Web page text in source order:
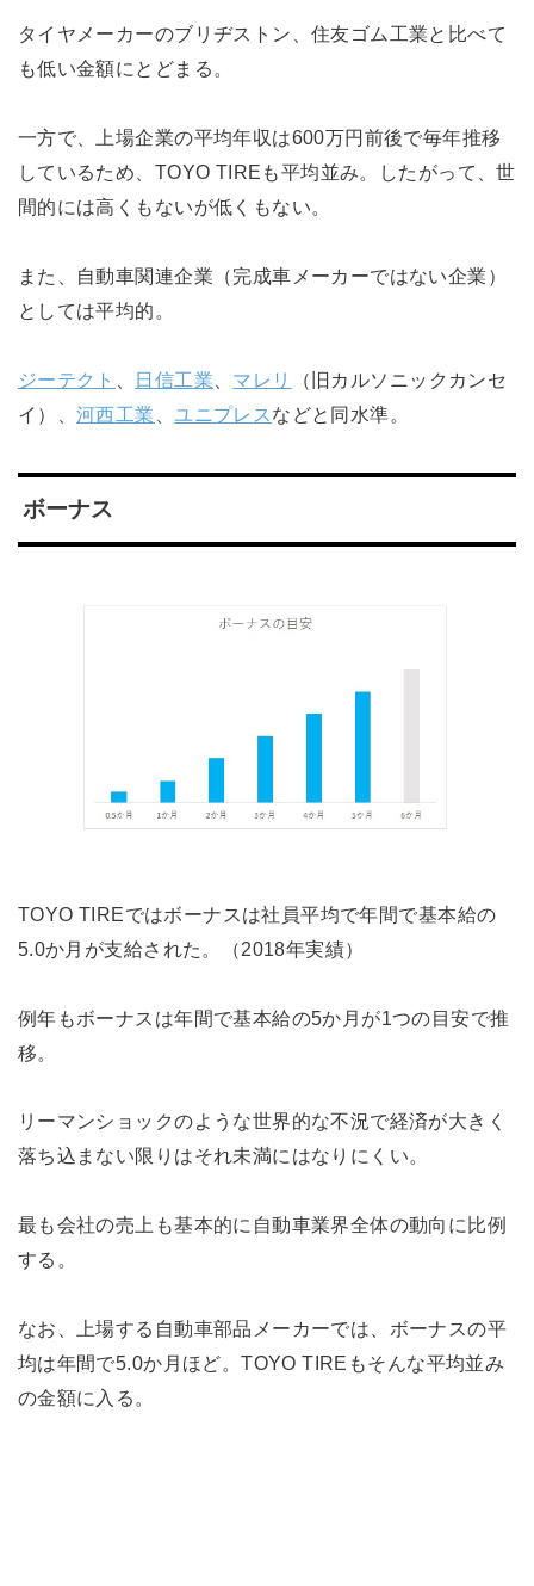
タイヤメーカーのブリヂストン、住友ゴム工業と比べて
も低い金額にとどまる。
一方で、上場企業の平均年収は600万円前後で毎年推移
しているため、TOYO TIREも平均並み。したがって、世
間的には高くもないが低くもない。
また、自動車関連企業（完成車メーカーではない企業）
としては平均的。
ジーテクト 日信工業 マレリ
（旧カルソニックカンセ
イ）、河西工業 ユニプレス などと同水準。
ボーナス
TOYO TIREではボーナスは社員平均で年間で基本給の
5.0か月が支給された。（2018年実績）
例年もボーナスは年間で基本給の5か月が1つの目安で推
移。
リーマンショックのような世界的な不況で経済が大きく
落ち込まない限りはそれ未満にはなりにくい。
最も会社の売上も基本的に自動車業界全体の動向に比例
する。
なお、上場する自動車部品メーカーでは、ボーナスの平
均は年間で5.0か月ほど。TOYO TIREもそんな平均並み
の金額に入る。